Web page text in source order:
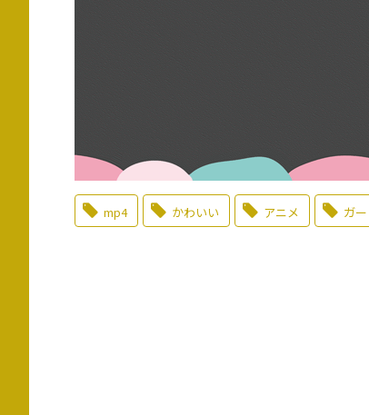
mp4 かわいい アニメ ガ